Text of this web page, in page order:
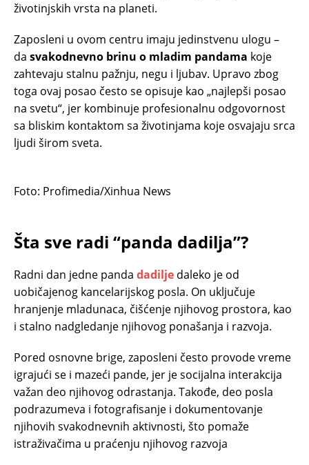
životinjskih vrsta na planeti.
Zaposleni u ovom centru imaju jedinstvenu ulogu –
da svakodnevno brinu o mladim pandama koje
zahtevaju stalnu pažnju, negu i ljubav. Upravo zbog
toga ovaj posao često se opisuje kao „najlepši posao
na svetu“, jer kombinuje profesionalnu odgovornost
sa bliskim kontaktom sa životinjama koje osvajaju srca
ljudi širom sveta.
Foto: Profimedia/Xinhua News
Šta sve radi “panda dadilja”?
Radni dan jedne panda dadilje daleko je od
uobičajenog kancelarijskog posla. On uključuje
hranjenje mladunaca, čišćenje njihovog prostora, kao
i stalno nadgledanje njihovog ponašanja i razvoja.
Pored osnovne brige, zaposleni često provode vreme
igrajući se i mazeći pande, jer je socijalna interakcija
važan deo njihovog odrastanja. Takođe, deo posla
podrazumeva i fotografisanje i dokumentovanje
njihovih svakodnevnih aktivnosti, što pomaže
istraživačima u praćenju njihovog razvoja